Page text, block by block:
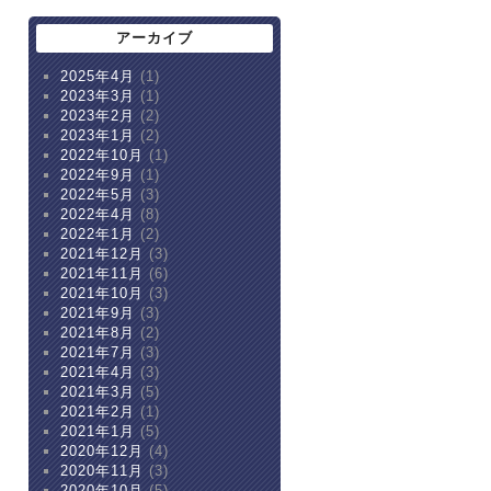
アーカイブ
2025年4月 (1)
2023年3月 (1)
2023年2月 (2)
2023年1月
(2)
2022年10月 (1)
2022年9月 (1)
2022年5月 (3)
2022年4月 (8)
2022年1月
(2)
2021年12月 (3)
2021年11月 (6)
2021年10月 (3)
2021年9月 (3)
2021年8月
(2)
2021年7月 (3)
2021年4月 (3)
2021年3月 (5)
2021年2月 (1)
2021年1月
(5)
2020年12月 (4)
2020年11月 (3)